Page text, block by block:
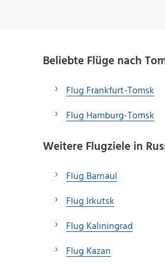
Beliebte Flüge nach
Flug Frankfurt-Tomsk
Flug Hamburg-Tomsk
Weitere Flugziele in
Flug Barnaul
Flug Irkutsk
Flug Kaliningrad
Flug Kazan